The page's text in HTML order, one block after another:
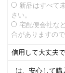
新品はすべて
さい。
宅配便会社な
合がありますの
信用して大丈夫
は、安心して